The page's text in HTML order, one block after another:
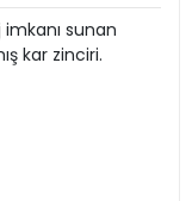
sunan
kar zinciri.